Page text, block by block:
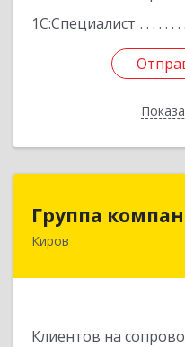
1С:Специалист
Группа
Киров
Клиентов на
610017,